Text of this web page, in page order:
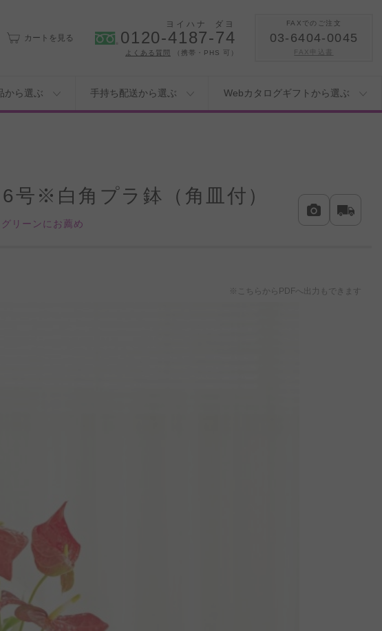
カートを見る
ヨイハナ ダヨ
0120-4187-74
よくある質問 （携帯・PHS 可）
FAXでのご注文
03-6404-0045
FAX申込書
から選ぶ 手持ち配送から選ぶ Webカタログギフトから選ぶ
※白角プラ鉢（角皿付）
リーンにお薦め
※こちらからPDFへ出力もできます